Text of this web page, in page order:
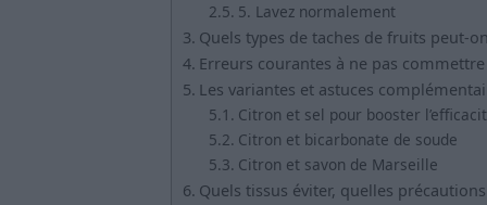
5. Lavez normalement
Quels types de taches de fruits peut-
Erreurs courantes à ne pas commettre
Les variantes et astuces
Citron et sel pour booster
Citron et bicarbonate de soude
Citron et savon de Marseille
Quels tissus éviter, quelles